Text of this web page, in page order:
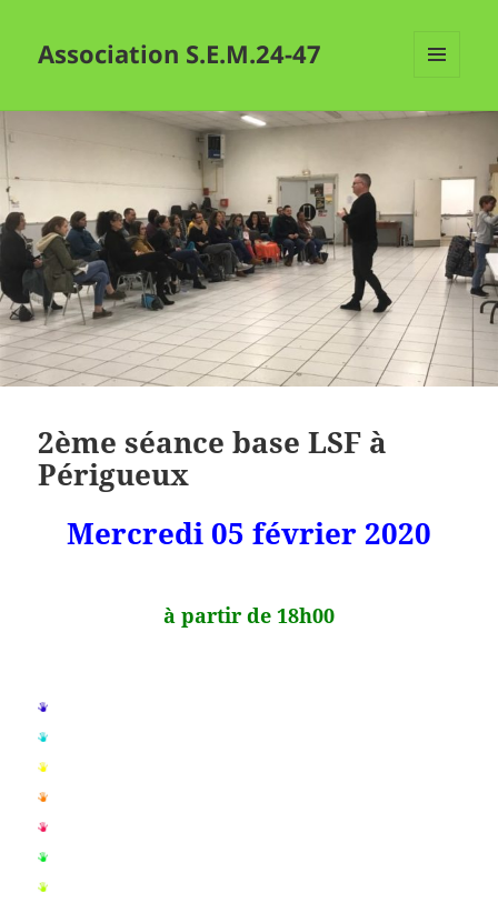
Association S.E.M.24-47
2ème séance base LSF à
Périgueux
Mercredi 05 février 2020
à partir de 18h00